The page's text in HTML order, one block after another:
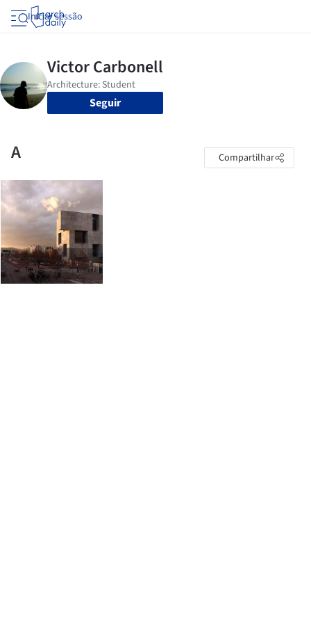
Iniciar sessão
Seguir
A Compartilhar